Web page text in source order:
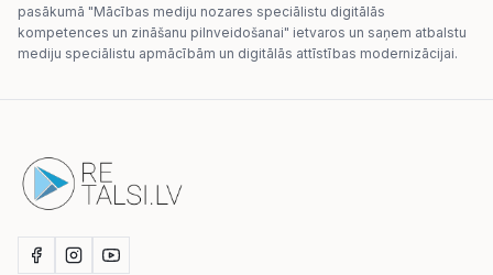
pasākumā "Mācības mediju nozares speciālistu digitālās
kompetences un zināšanu pilnveidošanai" ietvaros un saņem atbalstu
mediju speciālistu apmācībām un digitālās attīstības modernizācijai.